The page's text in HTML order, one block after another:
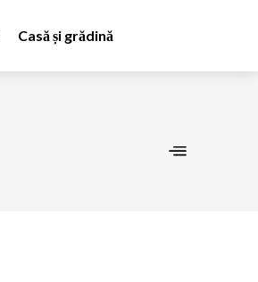
Casă și grădină